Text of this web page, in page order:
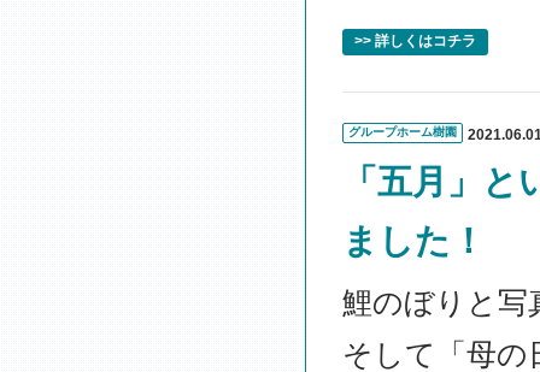
>> 詳しくはコチラ
グループホーム樹園
「五月」
ました！
鯉のぼりと写
そして「母の